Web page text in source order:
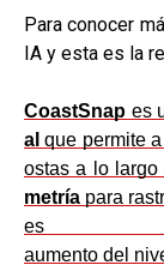
Para conocer
IA y esta es la
CoastSnap es
al que permite
ostas a lo largo
metría para
es
aumento del